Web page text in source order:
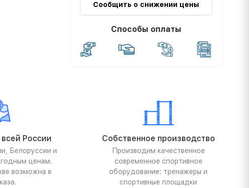
Сообщить о снижении цены
Способы оплаты
России
Белоруссии и
ценам.
возможна в
Собственное производство
Производим качественное
современное спортивное
оборудование: тренажеры и
спортивные площадки